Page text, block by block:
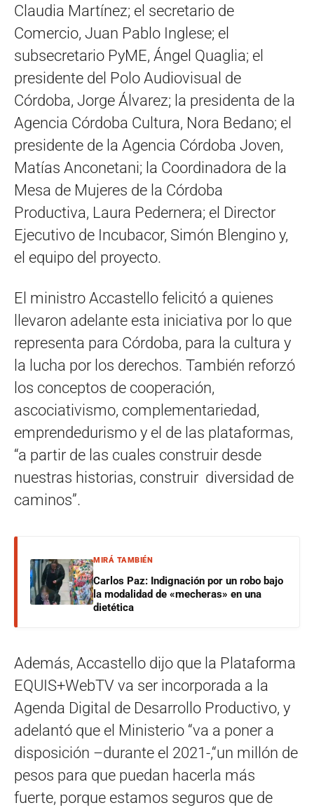
Claudia Martínez; el secretario de
Comercio, Juan Pablo Inglese; el
subsecretario PyME, Ángel Quaglia; el
presidente del Polo Audiovisual de
Córdoba, Jorge Álvarez; la presidenta de la
Agencia Córdoba Cultura, Nora Bedano; el
presidente de la Agencia Córdoba Joven,
Matías Anconetani; la Coordinadora de la
Mesa de Mujeres de la Córdoba
Productiva, Laura Pedernera; el Director
Ejecutivo de Incubacor, Simón Blengino y,
el equipo del proyecto.
El ministro Accastello felicitó a quienes
llevaron adelante esta iniciativa por lo que
representa para Córdoba, para la cultura y
la lucha por los derechos. También reforzó
los conceptos de cooperación,
ascociativismo, complementariedad,
emprendedurismo y el de las plataformas,
“a partir de las cuales construir desde
nuestras historias, construir diversidad de
caminos”.
MIRÁ TAMBIÉN
Carlos Paz: Indignación por un robo bajo
la modalidad de «mecheras» en una
dietética
Además, Accastello dijo que la Plataforma
EQUIS+WebTV va ser incorporada a la
Agenda Digital de Desarrollo Productivo, y
adelantó que el Ministerio “va a poner a
disposición –durante el 2021-,“un millón de
pesos para que puedan hacerla más
fuerte, porque estamos seguros que de